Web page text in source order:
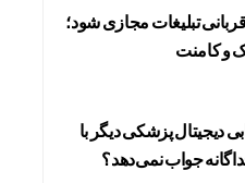
قربانی تبلیغات مجازی شود؛
و کامنت
دیجیتال پزشکی دیگر با
جواب نمی‌دهد؟